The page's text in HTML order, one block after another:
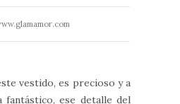
vestido, es precioso y a
fantástico, ese detalle del